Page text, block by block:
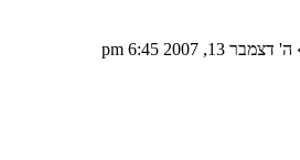
ה' דצמבר 13, 2007 6:45 pm